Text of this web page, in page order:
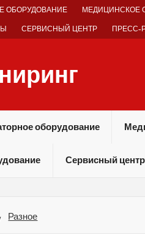
ОБОРУДОВАНИЕ МЕДИЦИНСКОЕ
СЕРВИСНЫЙ ЦЕНТР ПРЕСС-
оборудование
Сервисный центр
Разное